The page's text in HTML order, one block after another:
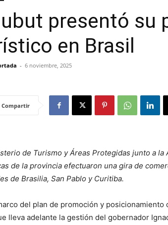
presentó su
en Brasil
- 6 noviembre, 2025
Compartir
de Turismo y Áreas Protegidas junto a
de la provincia efectuaron una gira de
de Brasilia, San Pablo y Curitiba.
del plan de promoción y
lleva adelante la gestión del gobernador